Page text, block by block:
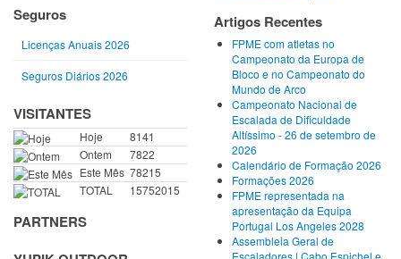
Seguros
Licenças Anuais 2026
Seguros Diários 2026
VISITANTES
Hoje
8141
Ontem
7822
Este Mês 78215
TOTAL
15752015
PARTNERS
Artigos Recentes
FPME com atletas no
Campeonato da Europa de
Bloco e no Campeonato do
Mundo de Arco
Campeonato Nacional de
Escalada de Dificuldade
Altíssimo - 26 de setembro de
2026
Calendário de Formação 2026
Formações 2026
FPME representada na
apresentação da Equipa
Portugal Los Angeles 2028
Assembleia Geral de